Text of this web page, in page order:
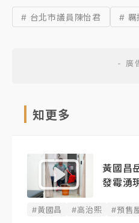
# 台北市議員陳怡君 # 羈
知更多
黃國昌
發霉湧
#黃國昌 #高治熙 #預售